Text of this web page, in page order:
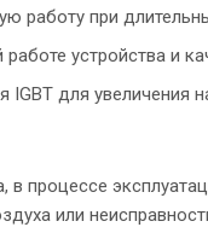
работу при
устройства и
для увеличения
процессе
или